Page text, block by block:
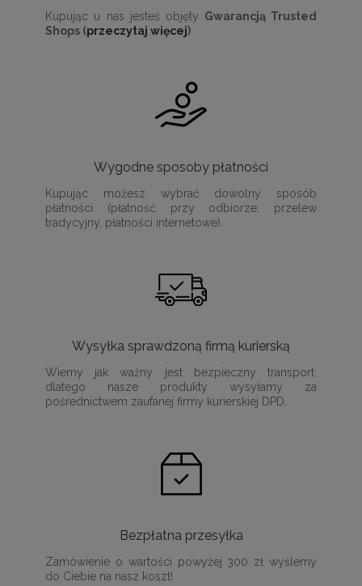
Kupując u nas jesteś objęty Gwarancją Trusted
Shops (przeczytaj więcej)
Wygodne sposoby płatności
Kupując możesz wybrać dowolny sposób
płatności (płatność przy odbiorze, przelew
tradycyjny, płatności internetowe).
Wysyłka sprawdzoną firmą kurierską
Wiemy jak ważny jest bezpieczny transport,
dlatego nasze produkty wysyłamy za
pośrednictwem zaufanej firmy kurierskiej DPD.
Bezpłatna przesyłka
Zamówienie o wartości powyżej 300 zł wyślemy
do Ciebie na nasz koszt!